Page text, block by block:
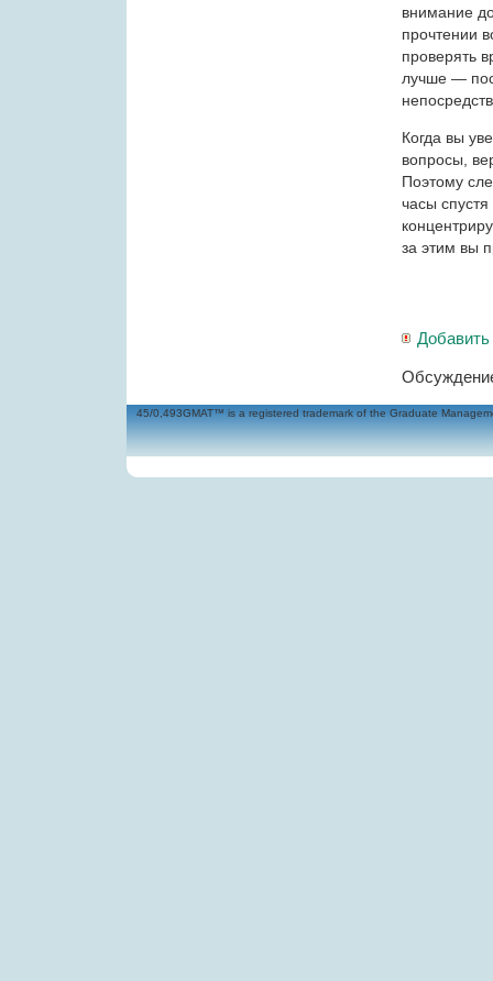
внимание
прочтении
проверять
лучше —
Когда вы
вопросы,
Поэтому
часы
за этим вы
45/0,493GMAT™ is a registered trademark of the Graduate